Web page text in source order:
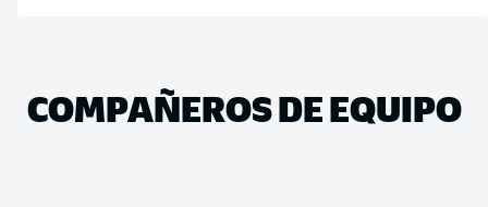
COMPAÑEROS DE EQUIPO